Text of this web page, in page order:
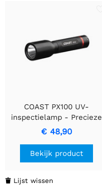
COAST PX100 UV-
inspectielamp - Precieze
Verlichting voor
Nauwkeurige Inspecties
€ 48,90
Bekijk product
 Lijst wissen